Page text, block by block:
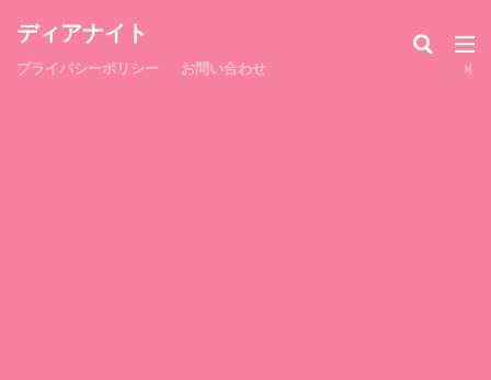
ディアナイト
プライバシーポリシー お問い合わせ